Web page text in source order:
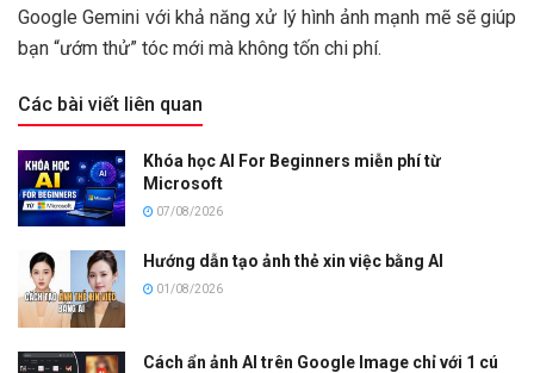
Google Gemini với khả năng xử lý hình ảnh mạnh mẽ sẽ giúp
bạn “ướm thử” tóc mới mà không tốn chi phí.
Các bài viết liên quan
Khóa học AI For Beginners miễn phí từ
Microsoft
07/08/2026
Hướng dẫn tạo ảnh thẻ xin việc bằng AI
01/08/2026
Cách ẩn ảnh AI trên Google Image chỉ với 1 cú